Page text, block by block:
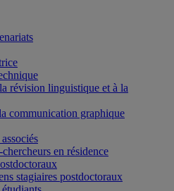
révision linguistique et à la
communication graphique
chercheurs en résidence
stagiaires postdoctoraux